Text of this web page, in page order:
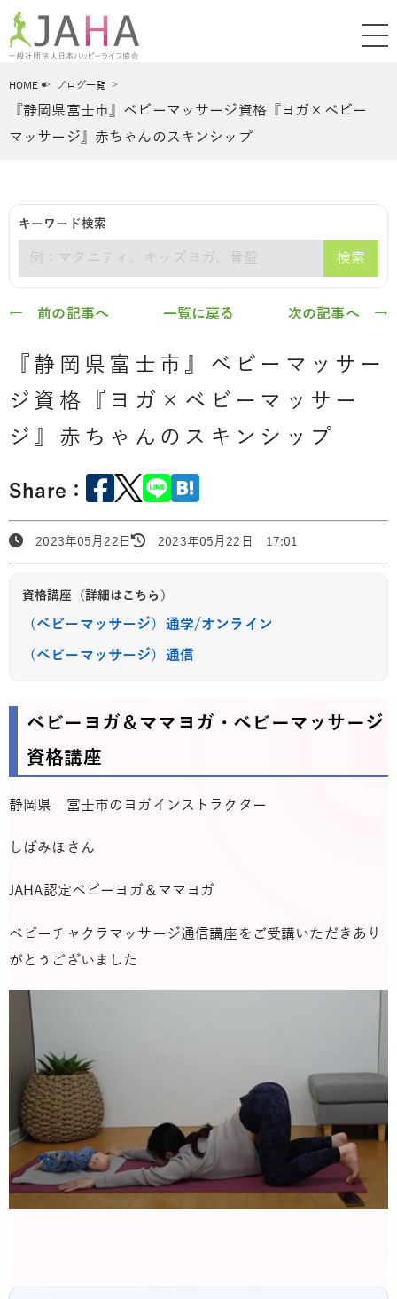
HOME ブログ一覧
『静岡県富士市』ベビーマッサージ資格『ヨガ×ベビー
マッサージ』赤ちゃんのスキンシップ
キーワード検索
検索
← 前の記事へ 一覧に戻る 次の記事へ →
『静岡県富士市』ベビーマッサー
ジ資格『ヨガ×ベビーマッサー
ジ』赤ちゃんのスキンシップ
Share：
2023年05月22日 2023年05月22日 17:01
資格講座（詳細はこちら）
（ベビーマッサージ）通学/オンライン
（ベビーマッサージ）通信
ベビーヨガ＆ママヨガ・ベビーマッサージ
資格講座
静岡県 富士市のヨガインストラクター
しばみほさん
JAHA認定ベビーヨガ＆ママヨガ
ベビーチャクラマッサージ通信講座をご受講いただきあり
がとうございました